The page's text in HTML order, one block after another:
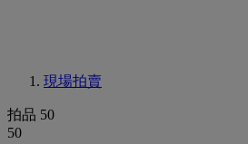
現場拍賣
拍品 50
50